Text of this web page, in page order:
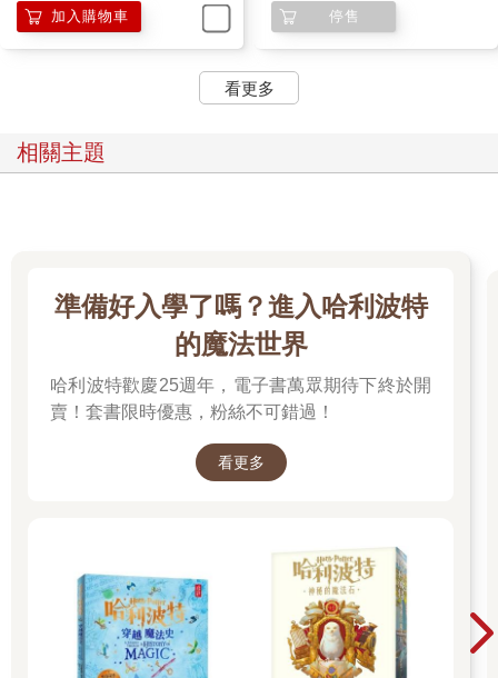
加入購物車 停售
看更多
相關主題
準備好入學了嗎？進入哈利波特
的魔法世界
哈利波特歡慶25週年，電子書萬眾期待下終於開
賣！套書限時優惠，粉絲不可錯過！
看更多